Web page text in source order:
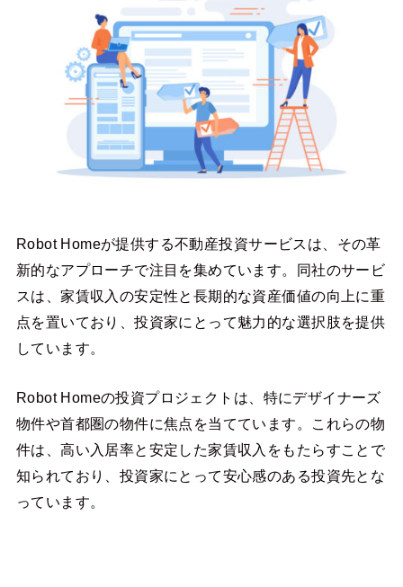
Robot Homeが提供する不動産投資サービスは、その革
新的なアプローチで注目を集めています。同社のサービ
スは、家賃収入の安定性と長期的な資産価値の向上に重
点を置いており、投資家にとって魅力的な選択肢を提供
しています。
Robot Homeの投資プロジェクトは、特にデザイナーズ
物件や首都圏の物件に焦点を当てています。これらの物
件は、高い入居率と安定した家賃収入をもたらすことで
知られており、投資家にとって安心感のある投資先とな
っています。